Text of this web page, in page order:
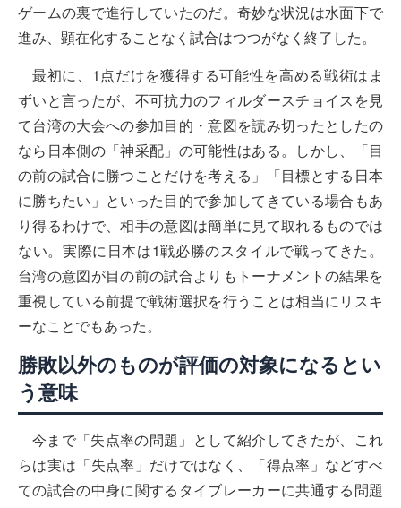
ゲームの裏で進行していたのだ。奇妙な状況は水面下で
進み、顕在化することなく試合はつつがなく終了した。
最初に、1点だけを獲得する可能性を高める戦術はま
ずいと言ったが、不可抗力のフィルダースチョイスを見
て台湾の大会への参加目的・意図を読み切ったとしたの
なら日本側の「神采配」の可能性はある。しかし、「目
の前の試合に勝つことだけを考える」「目標とする日本
に勝ちたい」といった目的で参加してきている場合もあ
り得るわけで、相手の意図は簡単に見て取れるものでは
ない。実際に日本は1戦必勝のスタイルで戦ってきた。
台湾の意図が目の前の試合よりもトーナメントの結果を
重視している前提で戦術選択を行うことは相当にリスキ
ーなことでもあった。
勝敗以外のものが評価の対象になるとい
う意味
今まで「失点率の問題」として紹介してきたが、これ
らは実は「失点率」だけではなく、「得点率」などすべ
ての試合の中身に関するタイブレーカーに共通する問題